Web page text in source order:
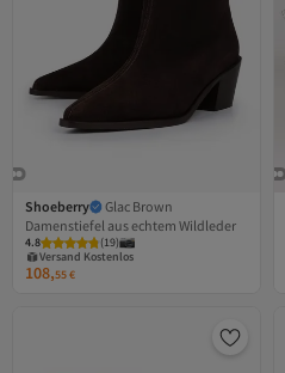
Shoeberry
Glac Brown
Damenstiefel aus echtem Wildleder
4.8 (19)
Versand Kostenlos
Gratis Versand
Versand Kostenlos
108,55€